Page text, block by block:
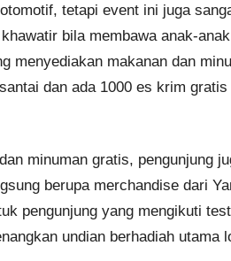
tetapi event ini juga
bila membawa anak-
menyediakan makanan dan
dan ada 1000 es krim
minuman gratis, pengunjung
berupa merchandise dari
pengunjung yang mengikuti
undian berhadiah utama